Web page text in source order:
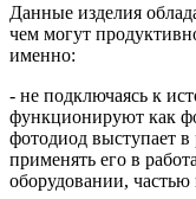
Данные изделия
чем могут
именно:
- не подключаясь к
функционируют как
фотодиод выступает в
применять его в
оборудовании, частью